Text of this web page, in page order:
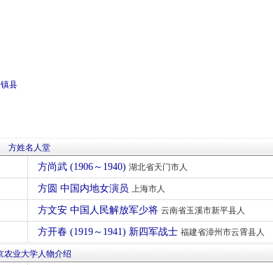
县
方姓名人堂
方尚武 (1906～1940) 湖北省天门市人
方圆 中国内地女演员 上海市人
方文安 中国人民解放军少将 云南省玉溪市新平县人
方开春 (1919～1941) 新四军战士 福建省漳州市云霄县人
农业大学人物介绍